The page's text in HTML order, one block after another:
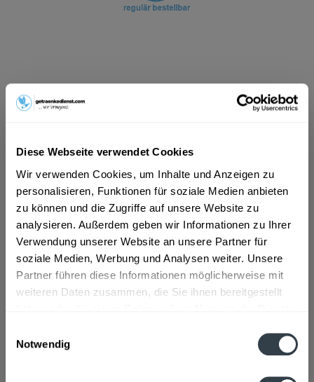
Diese Webseite verwendet Cookies
Wir verwenden Cookies, um Inhalte und Anzeigen zu
personalisieren, Funktionen für soziale Medien anbieten
zu können und die Zugriffe auf unsere Website zu
analysieren. Außerdem geben wir Informationen zu Ihrer
Verwendung unserer Website an unsere Partner für
soziale Medien, Werbung und Analysen weiter. Unsere
Partner führen diese Informationen möglicherweise mit
weiteren Daten zusammen, die Sie ihnen bereitgestellt
Notwendig
ab 101,01 € *
Vorrätig
In denWarenkorb
Artikel-Nr.:
29250
Verfügbar in:
Beschreibung
mehr
Flaschengröße: